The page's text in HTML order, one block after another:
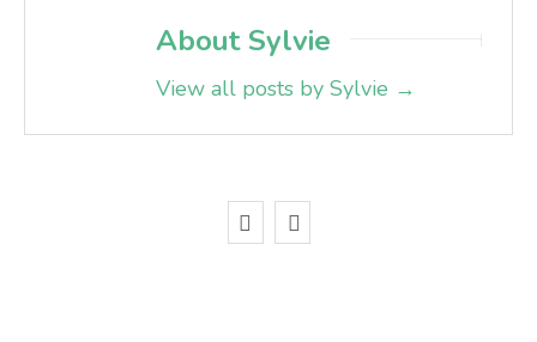
About Sylvie
View all posts by Sylvie →